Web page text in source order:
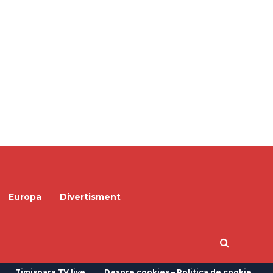
Europa Divertisment